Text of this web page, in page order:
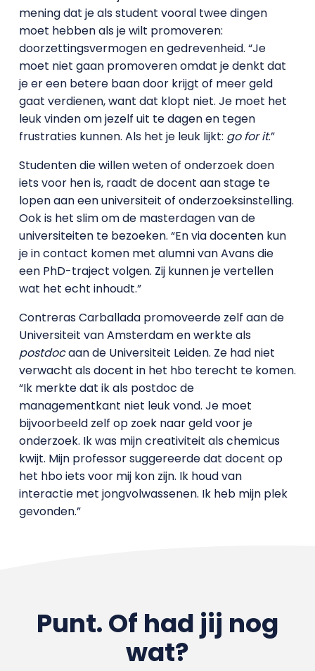
mening dat je als student vooral twee dingen
moet hebben als je wilt promoveren:
doorzettingsvermogen en gedrevenheid. “Je
moet niet gaan promoveren omdat je denkt dat
je er een betere baan door krijgt of meer geld
gaat verdienen, want dat klopt niet. Je moet het
leuk vinden om jezelf uit te dagen en tegen
frustraties kunnen. Als het je leuk lijkt: go for it.”
Studenten die willen weten of onderzoek doen
iets voor hen is, raadt de docent aan stage te
lopen aan een universiteit of onderzoeksinstelling.
Ook is het slim om de masterdagen van de
universiteiten te bezoeken. “En via docenten kun
je in contact komen met alumni van Avans die
een PhD-traject volgen. Zij kunnen je vertellen
wat het echt inhoudt.”
Contreras Carballada promoveerde zelf aan de
Universiteit van Amsterdam en werkte als
postdocaan de Universiteit Leiden. Ze had niet
verwacht als docent in het hbo terecht te komen.
“Ik merkte dat ik als postdoc de
managementkant niet leuk vond. Je moet
bijvoorbeeld zelf op zoek naar geld voor je
onderzoek. Ik was mijn creativiteit als chemicus
kwijt. Mijn professor suggereerde dat docent op
het hbo iets voor mij kon zijn. Ik houd van
interactie met jongvolwassenen. Ik heb mijn plek
gevonden.”
Punt. Of had jij nog
wat?